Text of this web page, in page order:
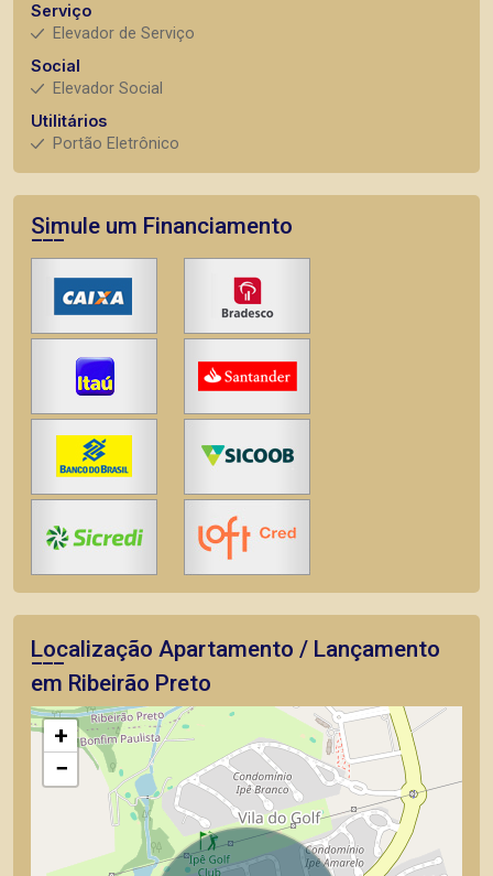
Serviço
Elevador de Serviço
Social
Elevador Social
Utilitários
Portão Eletrônico
Simule um Financiamento
Localização Apartamento / Lançamento
em Ribeirão Preto
+
−